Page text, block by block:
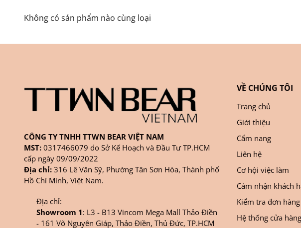
Không có sản phẩm nào cùng loại
CÔNG TY TNHH TTWN BEAR VIỆT NAM
MST: 0317466079 do Sở Kế Hoạch và Đầu Tư TP.HCM
cấp ngày 09/09/2022
Địa chỉ: 316 Lê Văn Sỹ, Phường Tân Sơn Hòa, Thành phố
Hồ Chí Minh, Việt Nam.
Địa chỉ:
Showroom 1: L3 - B13 Vincom Mega Mall Thảo Điền
- 161 Võ Nguyên Giáp, Thảo Điền, Thủ Đức, TP.HCM
VỀ CHÚNG TÔI
Trang chủ
Giới thiệu
Cẩm nang
Liên hệ
Cơ hội việc làm
Cảm nhận khách
Kiểm tra đơn hàng
Hệ thống cửa hàng